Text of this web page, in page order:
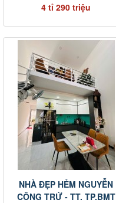
4 tỉ 290 triệu
NHÀ ĐẸP HẺM NGUYỄN
CÔNG TRỨ - TT. TP.BMT